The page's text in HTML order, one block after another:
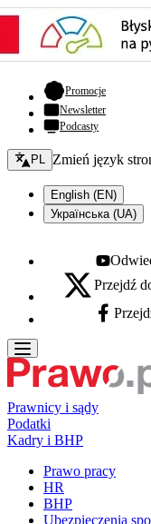
Promocje- otwiera
Newsletter
Podcasty
Zmień język - bieżący:
PL Zmień język
English (EN)
Українська (UA)
Youtube -
X - otwiera się w
Przejdź
Facebook -
Prawnicy i sądy
Podatki
Kadry i BHP
Prawo pracy
HR
BHP
Ubezpieczenia